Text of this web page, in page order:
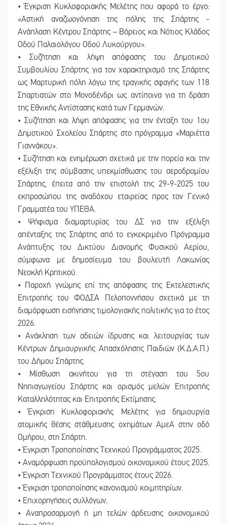
• Έγκριση Κυκλοφοριακής Μελέτης που αφορά το έργο:
«Αστική αναζωογόνηση της πόλης της Σπάρτης -
Ανάπλαση Κέντρου Σπάρτης – Βόρειος και Νότιος Κλάδος
Οδού Παλαιολόγου Οδού Λυκούργου».
• Συζήτηση και λήψη απόφασης του Δημοτικού
Συμβουλίου Σπάρτης για τον χαρακτηρισμό της Σπάρτης
ως Μαρτυρική πόλη λόγω της τραγικής σφαγής των 118
Σπαρτιατών στο Μονοδένδρι ως αντίποινα για τη δράση
της Εθνικής Αντίστασης κατά των Γερμανών.
• Συζήτηση και λήψη απόφασης για την ένταξη του 1ου
Δημοτικού Σχολείου Σπάρτης στο πρόγραμμα «Μαριέττα
Γιαννάκου».
• Συζήτηση και ενημέρωση σχετικά με την πορεία και την
εξέλιξη της σύμβασης υπεκμίσθωσης του αεροδρομίου
Σπάρτης, έπειτα από την επιστολή της 29-9-2025 του
εκπροσώπου της αναδόχου εταιρείας προς τον Γενικό
Γραμματέα του ΥΠΕΘΑ.
• Ψήφισμα διαμαρτυρίας του ΔΣ για την εξέλιξη
απένταξης της Σπάρτης από το εγκεκριμένο Πρόγραμμα
Ανάπτυξης του Δικτύου Διανομής Φυσικού Αερίου,
σύμφωνα με δημοσίευμα του βουλευτή Λακωνίας
Νεοκλή Κρητικού.
• Παροχή γνώμης επί της απόφασης της Εκτελεστικής
Επιτροπής του ΦΟΔΣΑ Πελοποννήσου σχετικά με τη
διαμόρφωση εισήγησης τιμολογιακής πολιτικής για το έτος
2026.
• Ανάκληση των αδειών ίδρυσης και λειτουργίας των
Κέντρων Δημιουργικής Απασχόλησης Παιδιών (Κ.Δ.Α.Π.)
του Δήμου Σπάρτης.
• Μίσθωση ακινήτου για τη στέγαση του 5ου
Νηπιαγωγείου Σπάρτης και ορισμός μελών Επιτροπής
Καταλληλότητας και Επιτροπής Εκτίμησης.
• Έγκριση Κυκλοφοριακής Μελέτης για δημιουργία
ατομικής θέσης στάθμευσης οχημάτων ΑμεΑ στην οδό
Ομήρου, στη Σπάρτη.
• Έγκριση Τροποποίησης Τεχνικού Προγράμματος 2025.
• Αναμόρφωση προϋπολογισμού οικονομικού έτους 2025.
• Έγκριση Τεχνικού Προγράμματος έτους 2026.
• Έγκριση τροποποίησης κανονισμού κοιμητηρίων.
• Επιχορηγήσεις συλλόγων.
• Αναπροσαρμογή ή μη τελών άρδευσης οικονομικού